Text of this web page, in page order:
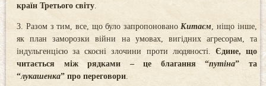
країн Третього світу
Разом з тим, все, що було запропоновано Китаєм , ніщо інше,
як план заморозки війни на умовах, вигідних агресорам, та
індульгенцією за скоєні злочини проти людяності. Єдине, що
читається між рядками – це благання “путіна” та
“лукашенка” про переговори